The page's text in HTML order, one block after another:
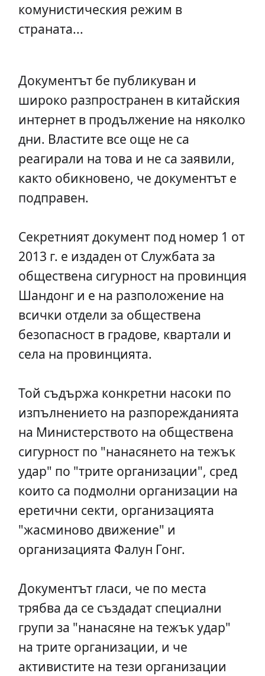
комунистическия режим в
страната...
Документът бе публикуван и
широко разпространен в китайския
интернет в продължение на няколко
дни. Властите все още не са
реагирали на това и не са заявили,
както обикновено, че документът е
подправен.
Секретният документ под номер 1 от
2013 г. е издаден от Службата за
обществена сигурност на провинция
Шандонг и е на разположение на
всички отдели за обществена
безопасност в градове, квартали и
села на провинцията.
Той съдържа конкретни насоки по
изпълнението на разпорежданията
на Министерството на обществена
сигурност по "нанасянето на тежък
удар" по "трите организации", сред
които са подмолни организации на
еретични секти, организацията
"жасминово движение" и
организацията Фалун Гонг.
Документът гласи, че по места
трябва да се създадат специални
групи за "нанасяне на тежък удар"
на трите организации, и че
активистите на тези организации